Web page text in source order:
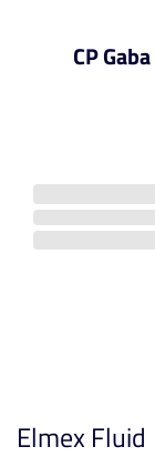
CP Gaba
Elmex Fluid